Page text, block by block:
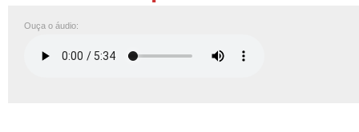
Ouça o áudio: